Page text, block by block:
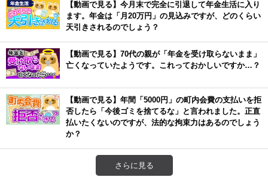
【動画で見る】今月末で完全に引退して年金生活に入り
ます。年金は「月20万円」の見込みですが、どのくらい
天引きされるのでしょう？
【動画で見る】70代の親が「年金を受け取らないまま」
亡くなっていたようです。これっておかしいですか…？
【動画で見る】年間「5000円」の町内会費の支払いを拒
否したら「今後ゴミを捨てるな」と言われました。正直
払いたくないのですが、法的な拘束力はあるのでしょう
か？
さらに見る